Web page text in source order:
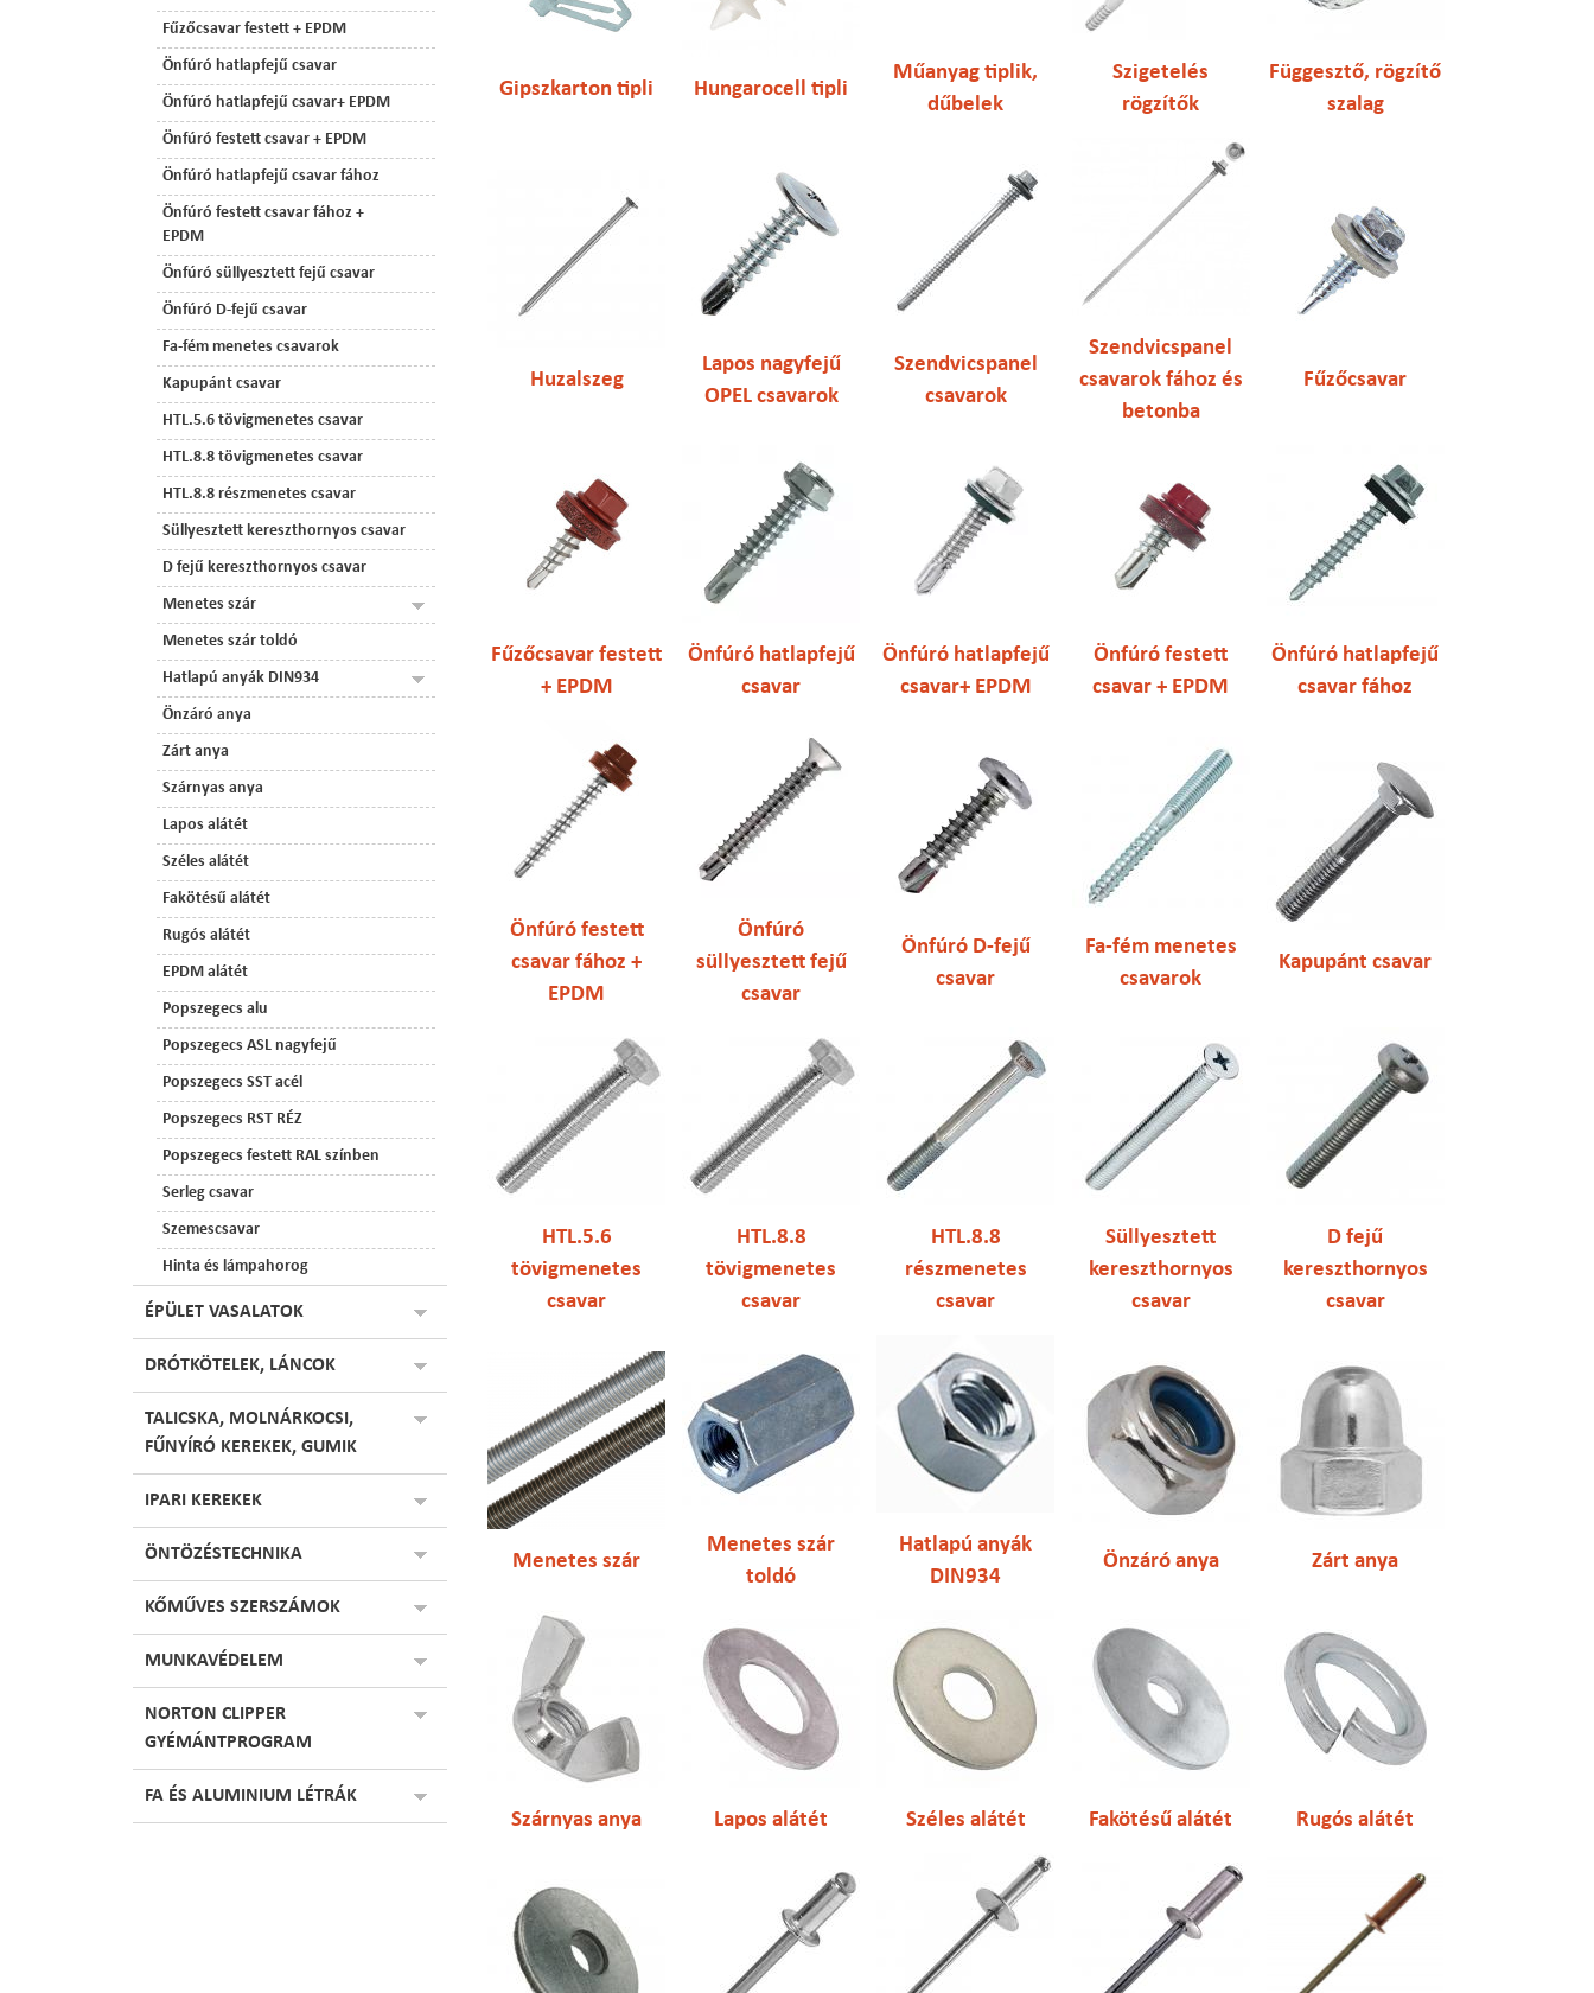
Fűzőcsavar festett + EPDM
Önfúró hatlapfejű csavar
Önfúró hatlapfejű csavar+ EPDM
Önfúró festett csavar + EPDM
Önfúró hatlapfejű csavar fához
Önfúró festett csavar fához +
EPDM
Önfúró süllyesztett fejű csavar
Önfúró D-fejű csavar
Fa-fém menetes csavarok
Kapupánt csavar
HTL.5.6 tövigmenetes csavar
HTL.8.8 tövigmenetes csavar
HTL.8.8 részmenetes csavar
Süllyesztett kereszthornyos csavar
D fejű kereszthornyos csavar
Menetes szár
Menetes szár toldó
Hatlapú anyák DIN934
Önzáró anya
Zárt anya
Szárnyas anya
Lapos alátét
Széles alátét
Fakötésű alátét
Rugós alátét
EPDM alátét
Popszegecs alu
Popszegecs ASL nagyfejű
Popszegecs SST acél
Popszegecs RST RÉZ
Popszegecs festett RAL színben
Serleg csavar
Szemescsavar
Hinta és lámpahorog
ÉPÜLET VASALATOK
DRÓTKÖTELEK, LÁNCOK
TALICSKA, MOLNÁRKOCSI,
FŰNYÍRÓ KEREKEK, GUMIK
IPARI KEREKEK
ÖNTÖZÉSTECHNIKA
KŐMŰVES SZERSZÁMOK
MUNKAVÉDELEM
NORTON CLIPPER
GYÉMÁNTPROGRAM
FA ÉS ALUMINIUM LÉTRÁK
Gipszkarton tipli Hungarocell tipli
Műanyag tiplik,
dűbelek
Szigetelés
rögzítők
Függesztő, rögzítő
szalag
Huzalszeg
Lapos nagyfejű
OPEL csavarok
Szendvicspanel
csavarok
Szendvicspanel
csavarok fához és
betonba
Fűzőcsavar
Fűzőcsavar festett
+ EPDM
Önfúró hatlapfejű
csavar
Önfúró hatlapfejű
csavar+ EPDM
Önfúró festett
csavar + EPDM
Önfúró hatlapfejű
csavar fához
Önfúró festett
csavar fához +
EPDM
Önfúró
süllyesztett fejű
csavar
Önfúró D-fejű
csavar
Fa-fém menetes
csavarok
Kapupánt csavar
HTL.5.6
tövigmenetes
csavar
HTL.8.8
tövigmenetes
csavar
HTL.8.8
részmenetes
csavar
Süllyesztett
kereszthornyos
csavar
D fejű
kereszthornyos
csavar
Menetes szár
Menetes szár
toldó
Hatlapú anyák
DIN934
Önzáró anya Zárt anya
Szárnyas anya Lapos alátét Széles alátét Fakötésű alátét Rugós alátét